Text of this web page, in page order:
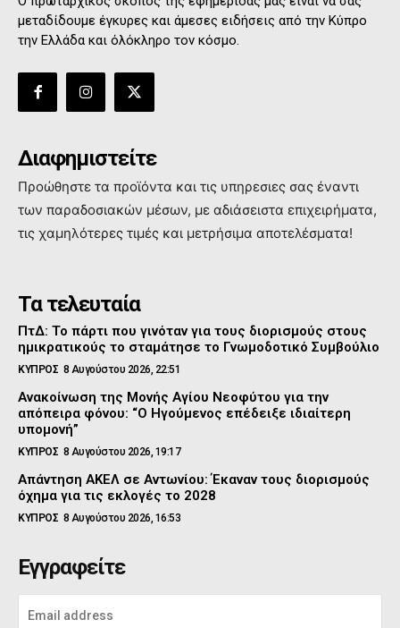
μεταδίδουμε έγκυρες και άμεσες ειδήσεις από την Κύπρο
την Ελλάδα και όλόκληρο τον κόσμο.
Διαφημιστείτε
Προώθηστε τα προϊόντα και τις υπηρεσιες σας έναντι
των παραδοσιακών μέσων, με αδιάσειστα επιχειρήματα,
τις χαμηλότερες τιμές και μετρήσιμα αποτελέσματα!
Τα τελευταία
ΠτΔ: Το πάρτι που γινόταν για τους διορισμούς στους
ημικρατικούς το σταμάτησε το Γνωμοδοτικό Συμβούλιο
ΚΥΠΡΟΣ 8 Αυγούστου 2026, 22:51
Ανακοίνωση της Μονής Αγίου Νεοφύτου για την
απόπειρα φόνου: “Ο Ηγούμενος επέδειξε ιδιαίτερη
υπομονή”
ΚΥΠΡΟΣ 8 Αυγούστου 2026, 19:17
Απάντηση ΑΚΕΛ σε Αντωνίου: Έκαναν τους διορισμούς
όχημα για τις εκλογές το 2028
ΚΥΠΡΟΣ 8 Αυγούστου 2026, 16:53
Εγγραφείτε